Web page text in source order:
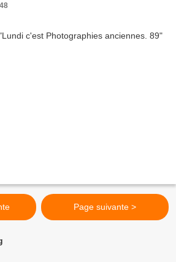
Page suivante >